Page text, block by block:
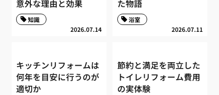
意外な理由と効果
2026.07.14
知識
た物語
2026.07.11
浴室
キッチンリフォームは
何年を目安に行うのが
適切か
節約と満足を両立した
トイレリフォーム費用
の実体験